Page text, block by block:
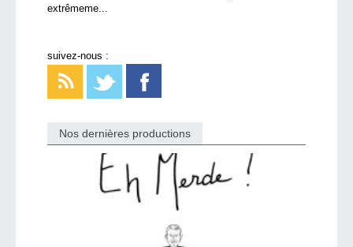
extrêmeme...
suivez-nous :
Nos dernières productions